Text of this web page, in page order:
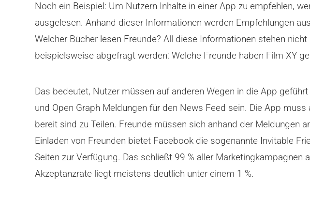
Noch ein Beispiel: Um Nutzern Inhalte in einer App zu empfehlen,
ausgelesen. Anhand dieser Informationen werden Empfehlungen
Welcher Bücher lesen Freunde? All diese Informationen stehen
beispielsweise abgefragt werden: Welche Freunde haben Film XY
Das bedeutet, Nutzer müssen auf anderen Wegen in die App
und Open Graph Meldungen für den News Feed sein. Die App
bereit sind zu Teilen. Freunde müssen sich anhand der Meldungen
Einladen von Freunden bietet Facebook die sogenannte Invitable
Seiten zur Verfügung. Das schließt 99 % aller
Akzeptanzrate liegt meistens deutlich unter einem 1 %.